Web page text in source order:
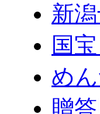
新
国
め
贈